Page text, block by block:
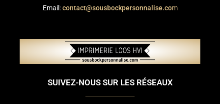
Email:contact@sousbockpersonnalise.com
SUIVEZ-NOUS SUR LES RÉSEAUX